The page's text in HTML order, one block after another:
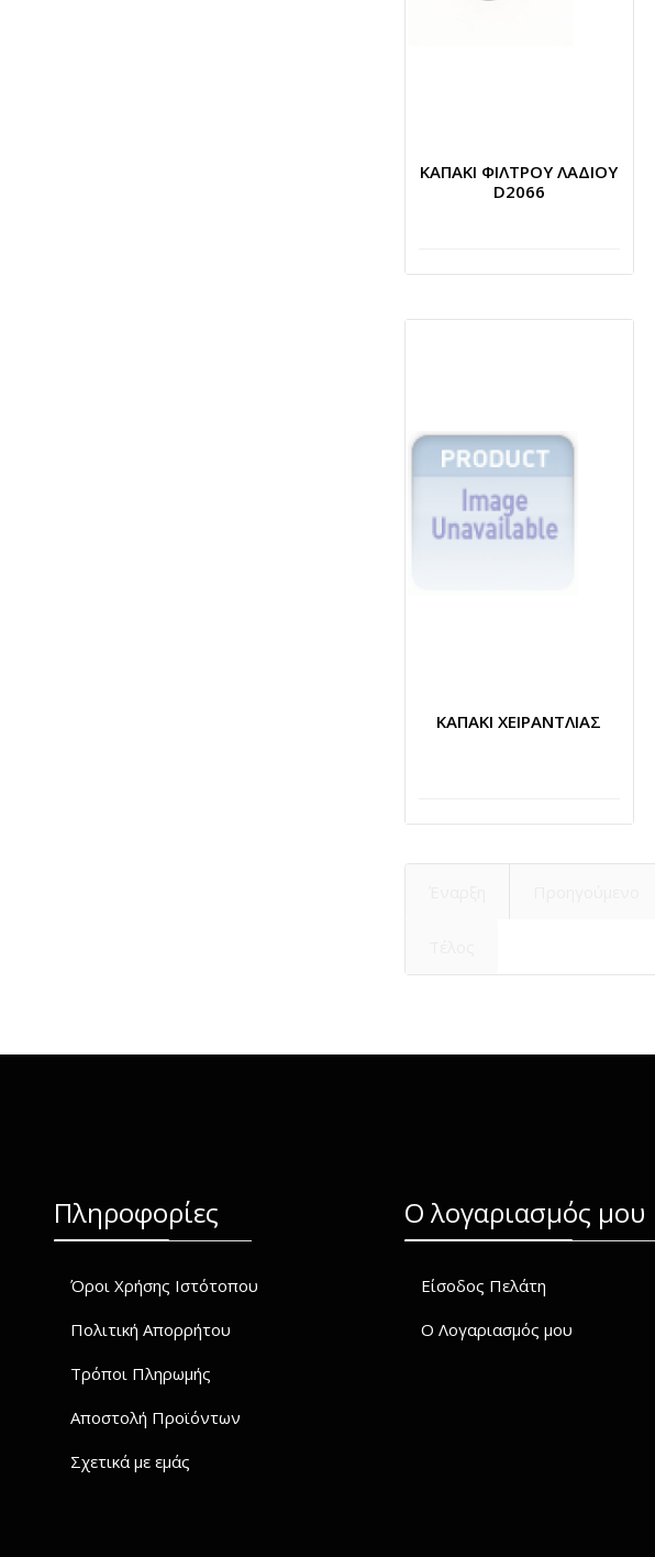
ΚΑΠΑΚΙ ΦΙΛΤΡΟΥ ΛΑΔΙΟΥ
D2066
ΚΑΠΑΚΙ ΧΕΙΡΑΝΤΛΙΑΣ
Πληροφορίες
Όροι Χρήσης Ιστότοπου
Πολιτική Απορρήτου
Τρόποι Πληρωμής
Αποστολή Προϊόντων
Σχετικά με εμάς
O λογαριασμός μου
Είσοδος Πελάτη
Ο Λογαριασμός μου